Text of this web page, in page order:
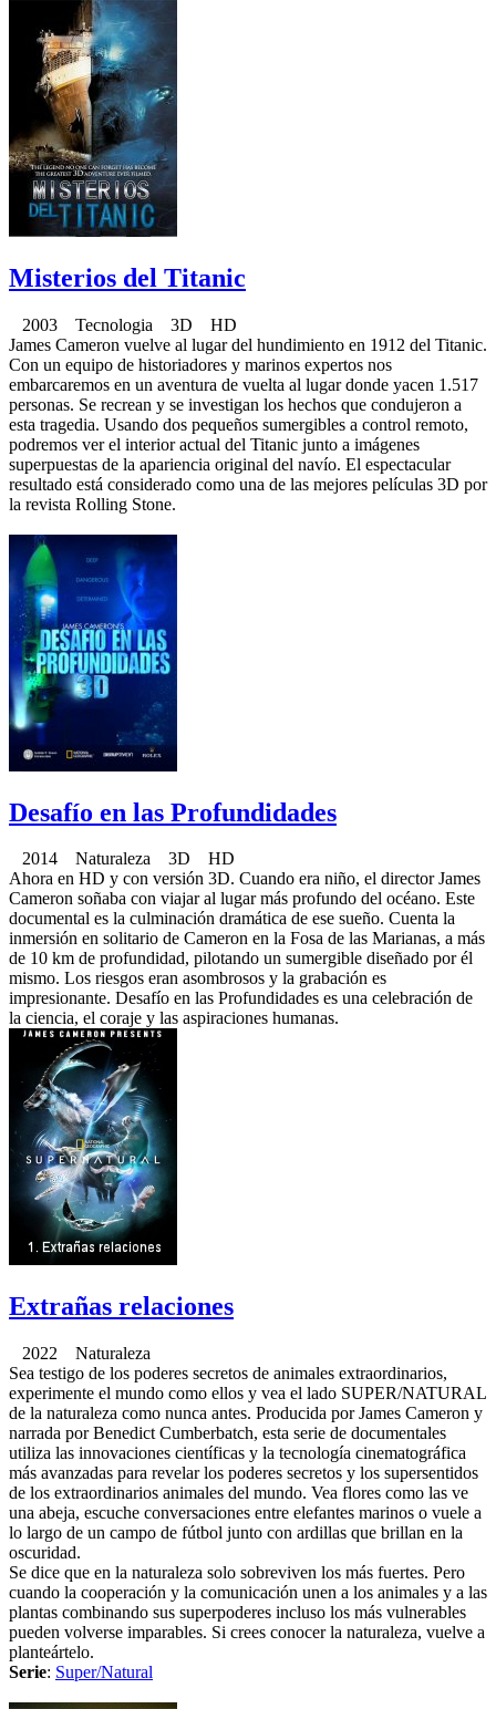
Misterios del Titanic
2003 Tecnologia 3D HD
James Cameron vuelve al lugar del hundimiento en 1912 del Titanic.
Con un equipo de historiadores y marinos expertos nos
embarcaremos en un aventura de vuelta al lugar donde yacen 1.517
personas. Se recrean y se investigan los hechos que condujeron a
esta tragedia. Usando dos pequeños sumergibles a control remoto,
podremos ver el interior actual del Titanic junto a imágenes
superpuestas de la apariencia original del navío. El espectacular
resultado está considerado como una de las mejores películas 3D por
la revista Rolling Stone.
Desafío en las Profundidades
2014 Naturaleza 3D HD
Ahora en HD y con versión 3D. Cuando era niño, el director James
Cameron soñaba con viajar al lugar más profundo del océano. Este
documental es la culminación dramática de ese sueño. Cuenta la
inmersión en solitario de Cameron en la Fosa de las Marianas, a más
de 10 km de profundidad, pilotando un sumergible diseñado por él
mismo. Los riesgos eran asombrosos y la grabación es
impresionante. Desafío en las Profundidades es una celebración de
la ciencia, el coraje y las aspiraciones humanas.
Extrañas relaciones
2022 Naturaleza
Sea testigo de los poderes secretos de animales extraordinarios,
experimente el mundo como ellos y vea el lado SUPER/NATURAL
de la naturaleza como nunca antes. Producida por James Cameron y
narrada por Benedict Cumberbatch, esta serie de documentales
utiliza las innovaciones científicas y la tecnología cinematográfica
más avanzadas para revelar los poderes secretos y los supersentidos
de los extraordinarios animales del mundo. Vea flores como las ve
una abeja, escuche conversaciones entre elefantes marinos o vuele a
lo largo de un campo de fútbol junto con ardillas que brillan en la
oscuridad.
Se dice que en la naturaleza solo sobreviven los más fuertes. Pero
cuando la cooperación y la comunicación unen a los animales y a las
plantas combinando sus superpoderes incluso los más vulnerables
pueden volverse imparables. Si crees conocer la naturaleza, vuelve a
planteártelo.
Serie: Super/Natural